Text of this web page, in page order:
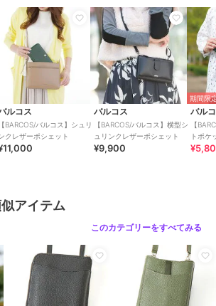
ルコス
【BARCOS/バルコス】シュリ
クレザーポシェット
バルコス
【BARCOS/バルコス】横型シ
ュリンクレザーポシェット
¥9,900
期間限
バル
【
トポケ
ット
アイテム
このカテゴリーをすべてみる